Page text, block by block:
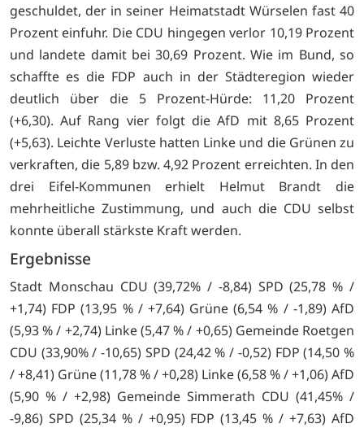
geschuldet, der in seiner Heimatstadt Würselen fast 40
Prozent einfuhr. Die CDU hingegen verlor 10,19 Prozent
und landete damit bei 30,69 Prozent. Wie im Bund, so
schaffte es die FDP auch in der Städteregion wieder
deutlich über die 5 Prozent-Hürde: 11,20 Prozent
(+6,30). Auf Rang vier folgt die AfD mit 8,65 Prozent
(+5,63). Leichte Verluste hatten Linke und die Grünen zu
verkraften, die 5,89 bzw. 4,92 Prozent erreichten. In den
drei Eifel-Kommunen erhielt Helmut Brandt die
mehrheitliche Zustimmung, und auch die CDU selbst
konnte überall stärkste Kraft werden.
Ergebnisse
Stadt Monschau CDU (39,72% / -8,84) SPD (25,78 % /
+1,74) FDP (13,95 % / +7,64) Grüne (6,54 % / -1,89) AfD
(5,93 % / +2,74) Linke (5,47 % / +0,65) Gemeinde Roetgen
CDU (33,90% / -10,65) SPD (24,42 % / -0,52) FDP (14,50 %
/ +8,41) Grüne (11,78 % / +0,28) Linke (6,58 % / +1,06) AfD
(5,90 % / +2,98) Gemeinde Simmerath CDU (41,45% /
-9,86) SPD (25,34 % / +0,95) FDP (13,45 % / +7,63) AfD